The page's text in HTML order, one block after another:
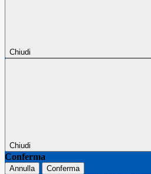
Chiudi
Chiudi
Conferma
Annulla Conferma